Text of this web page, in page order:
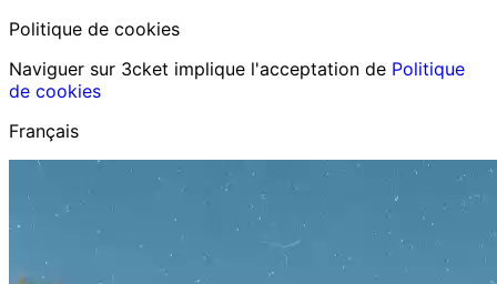
Politique de cookies
Naviguer sur 3cket implique l'acceptation de Politique
de cookies
Français